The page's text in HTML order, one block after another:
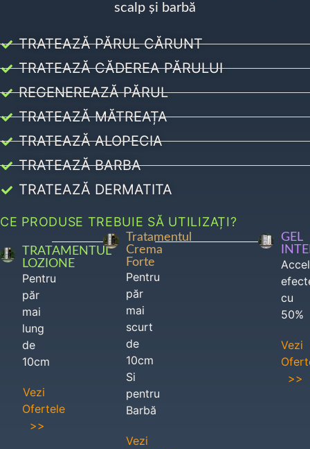
scalp și barbă
TRATEAZĂ PĂRUL CĂRUNT
TRATEAZĂ CĂDEREA PĂRULUI
REGENEREAZĂ PĂRUL
TRATEAZĂ MĂTREAȚA
TRATEAZĂ ALOPECIA
TRATEAZĂ BARBA
TRATEAZĂ DERMATITA
CE PRODUSE TREBUIE SĂ UTILIZAȚI?
TRATAMENTUL
LOZIONE
Pentru
păr
mai
lung
de
10cm
Vezi
Ofertele
>>
Tratamentul
Crema
Forte
Pentru
păr
mai
scurt
de
10cm
Si
pentru
Barbă
Vezi
GEL
cu
50%
Vezi
>>